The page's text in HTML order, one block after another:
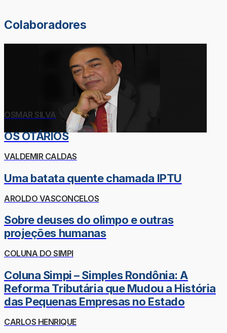
Colaboradores
OSMAR SILVA
OS OTÁRIOS
VALDEMIR CALDAS
Uma batata quente chamada IPTU
AROLDO VASCONCELOS
Sobre deuses do olimpo e outras
projeções humanas
COLUNA DO SIMPI
Coluna Simpi – Simples Rondônia: A
Reforma Tributária que Mudou a História
das Pequenas Empresas no Estado
CARLOS HENRIQUE